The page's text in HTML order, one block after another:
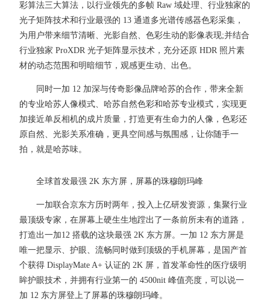
彩算法三大算法，以行业领先的多帧 Raw 域处理、行业独家的
光子矩阵技术和行业最强的 13 通道多光谱传感器色彩采集，
为用户带来细节清晰、光影自然、色彩生动的影像表现;并结合
行业独家 ProXDR 光子矩阵显示技术，充分还原 HDR 照片素
材的动态范围和明暗细节，观感更生动、出色。
同时一加 12 加深与传奇影像品牌哈苏的合作，带来全新
的专业哈苏人像模式、哈苏自然色彩和哈苏专业模式，实现更
加接近单反相机的成片质量，打造更有生命力的人像，色彩还
原自然、光影关系准确，更具空间感与氛围感，让你随手一
拍，就是哈苏味。
全球首发最强 2K 东方屏，屏幕的珠穆朗玛峰
一加联合京东方历时两年，投入上亿研发资源，集聚行业
最顶级专家，在屏幕上硬生生地蹚出了一条前所未有的道路，
打造出一加12 搭载的这块最强 2K 东方屏。一加 12 东方屏是
唯一把显示、护眼、流畅同时做到顶级的手机屏幕，是国产首
个获得 DisplayMate A+ 认证的 2K 屏，首发革命性的医疗级明
眸护眼技术，并拥有行业第一的 4500nit 峰值亮度，可以说一
加 12 东方屏登上了屏幕的珠穆朗玛峰。